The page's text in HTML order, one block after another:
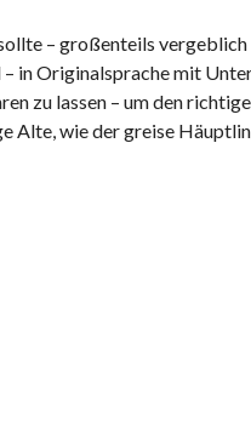
– großenteils vergeblich
– in Originalsprache mit
zu lassen – um den
Alte, wie der greise